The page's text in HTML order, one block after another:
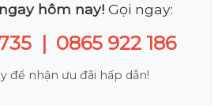
hôm nay!Gọi ngay:
| 0865 922 186
để nhận ưu đãi hấp dẫn!